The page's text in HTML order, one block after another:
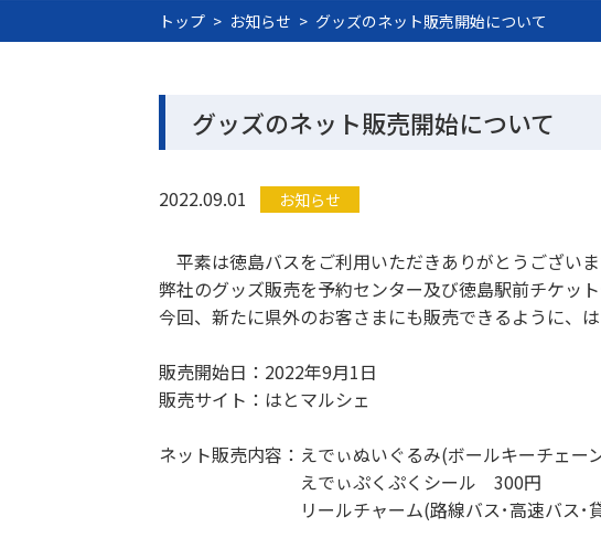
トップ お知らせ グッズのネット販売開始について
グッズのネット販売開始について
2022.09.01 お知らせ
平素は徳島バスをご利用いただきありがとうございま
弊社のグッズ販売を予約センター及び徳島駅前チケッ
今回、新たに県外のお客さまにも販売できるように、
販売開始日：2022年9月1日
販売サイト：はとマルシェ
ネット販売内容：えでぃぬいぐるみ(ボールキーチェ
えでぃぷくぷくシール 300円
リールチャーム(路線バス･高速バス･貸